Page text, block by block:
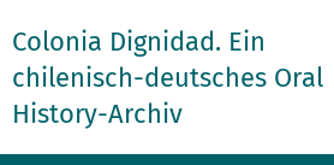
direkt
zu
Inhalt
Colonia Dignidad. Ein
chilenisch-deutsches Oral
History-Archiv
Service-
Navigation